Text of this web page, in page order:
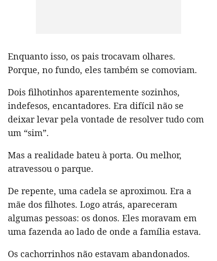
Enquanto isso, os pais trocavam olhares.
Porque, no fundo, eles também se comoviam.
Dois filhotinhos aparentemente sozinhos,
indefesos, encantadores. Era difícil não se
deixar levar pela vontade de resolver tudo com
um “sim”.
Mas a realidade bateu à porta. Ou melhor,
atravessou o parque.
De repente, uma cadela se aproximou. Era a
mãe dos filhotes. Logo atrás, apareceram
algumas pessoas: os donos. Eles moravam em
uma fazenda ao lado de onde a família estava.
Os cachorrinhos não estavam abandonados.